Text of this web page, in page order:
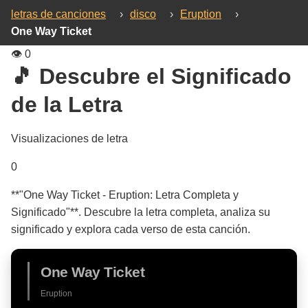
letras de canciones › disco › Eruption
›
One Way Ticket
👁️ 0
🎵 Descubre el Significado
de la Letra
Visualizaciones de letra
0
**"One Way Ticket - Eruption: Letra Completa y
Significado"**. Descubre la letra completa, analiza su
significado y explora cada verso de esta canción.
One Way Ticket
Eruption